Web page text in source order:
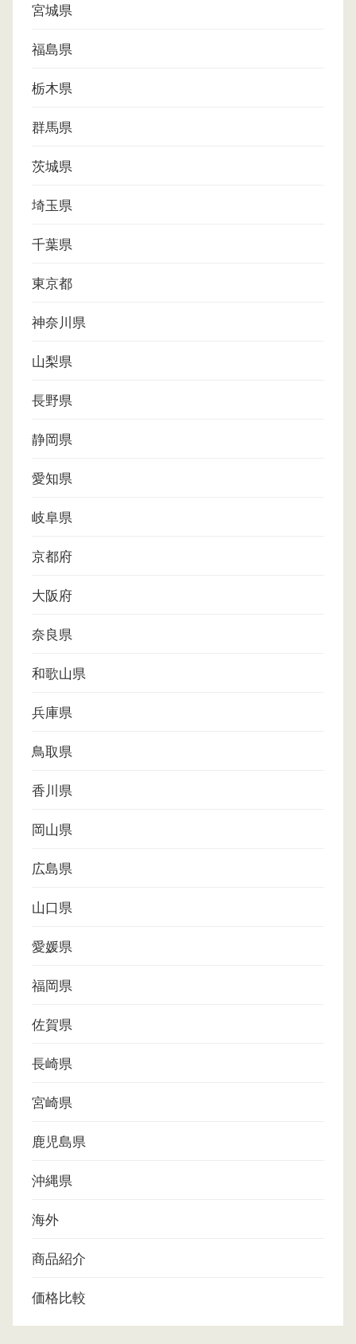
宮城県
福島県
栃木県
群馬県
茨城県
埼玉県
千葉県
東京都
神奈川県
山梨県
長野県
静岡県
愛知県
岐阜県
京都府
大阪府
奈良県
和歌山県
兵庫県
鳥取県
香川県
岡山県
広島県
山口県
愛媛県
福岡県
佐賀県
長崎県
宮崎県
鹿児島県
沖縄県
海外
商品紹介
価格比較